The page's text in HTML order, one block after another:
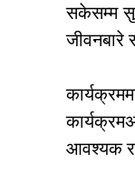
सकेसम्म
जीवनबारे
आवश्यक